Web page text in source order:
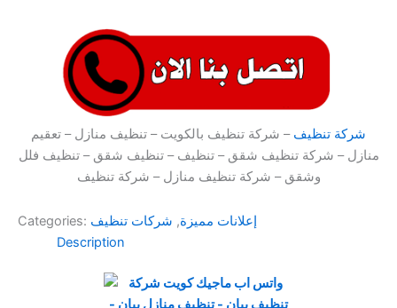
شركة تنظيف – شركة تنظيف بالكويت – تنظيف منازل – تعقيم
منازل – شركة تنظيف شقق – تنظيف – تنظيف شقق – تنظيف فلل
وشقق – شركة تنظيف منازل – شركة تنظيف
Categories: إعلانات مميزة, شركات تنظيف
Description